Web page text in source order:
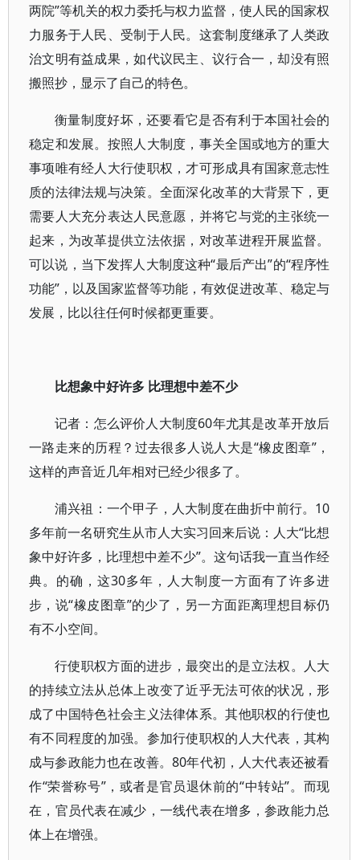
两院”等机关的权力委托与权力监督，使人民的国家权
力服务于人民、受制于人民。这套制度继承了人类政
治文明有益成果，如代议民主、议行合一，却没有照
搬照抄，显示了自己的特色。
衡量制度好坏，还要看它是否有利于本国社会的
稳定和发展。按照人大制度，事关全国或地方的重大
事项唯有经人大行使职权，才可形成具有国家意志性
质的法律法规与决策。全面深化改革的大背景下，更
需要人大充分表达人民意愿，并将它与党的主张统一
起来，为改革提供立法依据，对改革进程开展监督。
可以说，当下发挥人大制度这种“最后产出”的“程序性
功能”，以及国家监督等功能，有效促进改革、稳定与
发展，比以往任何时候都更重要。
比想象中好许多 比理想中差不少
记者：怎么评价人大制度60年尤其是改革开放后
一路走来的历程？过去很多人说人大是“橡皮图章”，
这样的声音近几年相对已经少很多了。
浦兴祖：一个甲子，人大制度在曲折中前行。10
多年前一名研究生从市人大实习回来后说：人大“比想
象中好许多，比理想中差不少”。这句话我一直当作经
典。的确，这30多年，人大制度一方面有了许多进
步，说“橡皮图章”的少了，另一方面距离理想目标仍
有不小空间。
行使职权方面的进步，最突出的是立法权。人大
的持续立法从总体上改变了近乎无法可依的状况，形
成了中国特色社会主义法律体系。其他职权的行使也
有不同程度的加强。参加行使职权的人大代表，其构
成与参政能力也在改善。80年代初，人大代表还被看
作“荣誉称号”，或者是官员退休前的“中转站”。而现
在，官员代表在减少，一线代表在增多，参政能力总
体上在增强。